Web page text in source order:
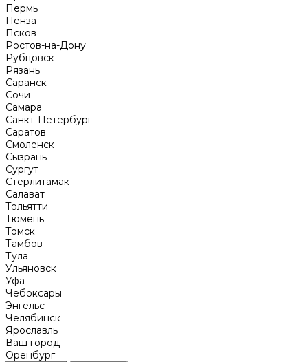
Пермь
Пенза
Псков
Ростов-на-Дону
Рубцовск
Рязань
Саранск
Сочи
Самара
Санкт-Петербург
Саратов
Смоленск
Сызрань
Сургут
Стерлитамак
Салават
Тольятти
Тюмень
Томск
Тамбов
Тула
Ульяновск
Уфа
Чебоксары
Энгельс
Челябинск
Ярославль
Ваш город
Оренбург